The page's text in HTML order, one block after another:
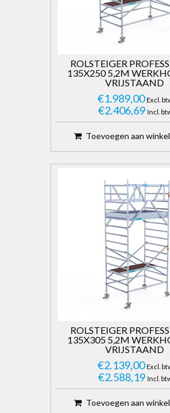
ROLSTEIGER
135X250 5,2M
VRIJSTAAND
€1.989,00 Excl.
€2.406,69 Incl.
Toevoegen aan
ROLSTEIGER
135X305 5,2M
VRIJSTAAND
€2.139,00 Excl.
€2.588,19 Incl.
Toevoegen aan